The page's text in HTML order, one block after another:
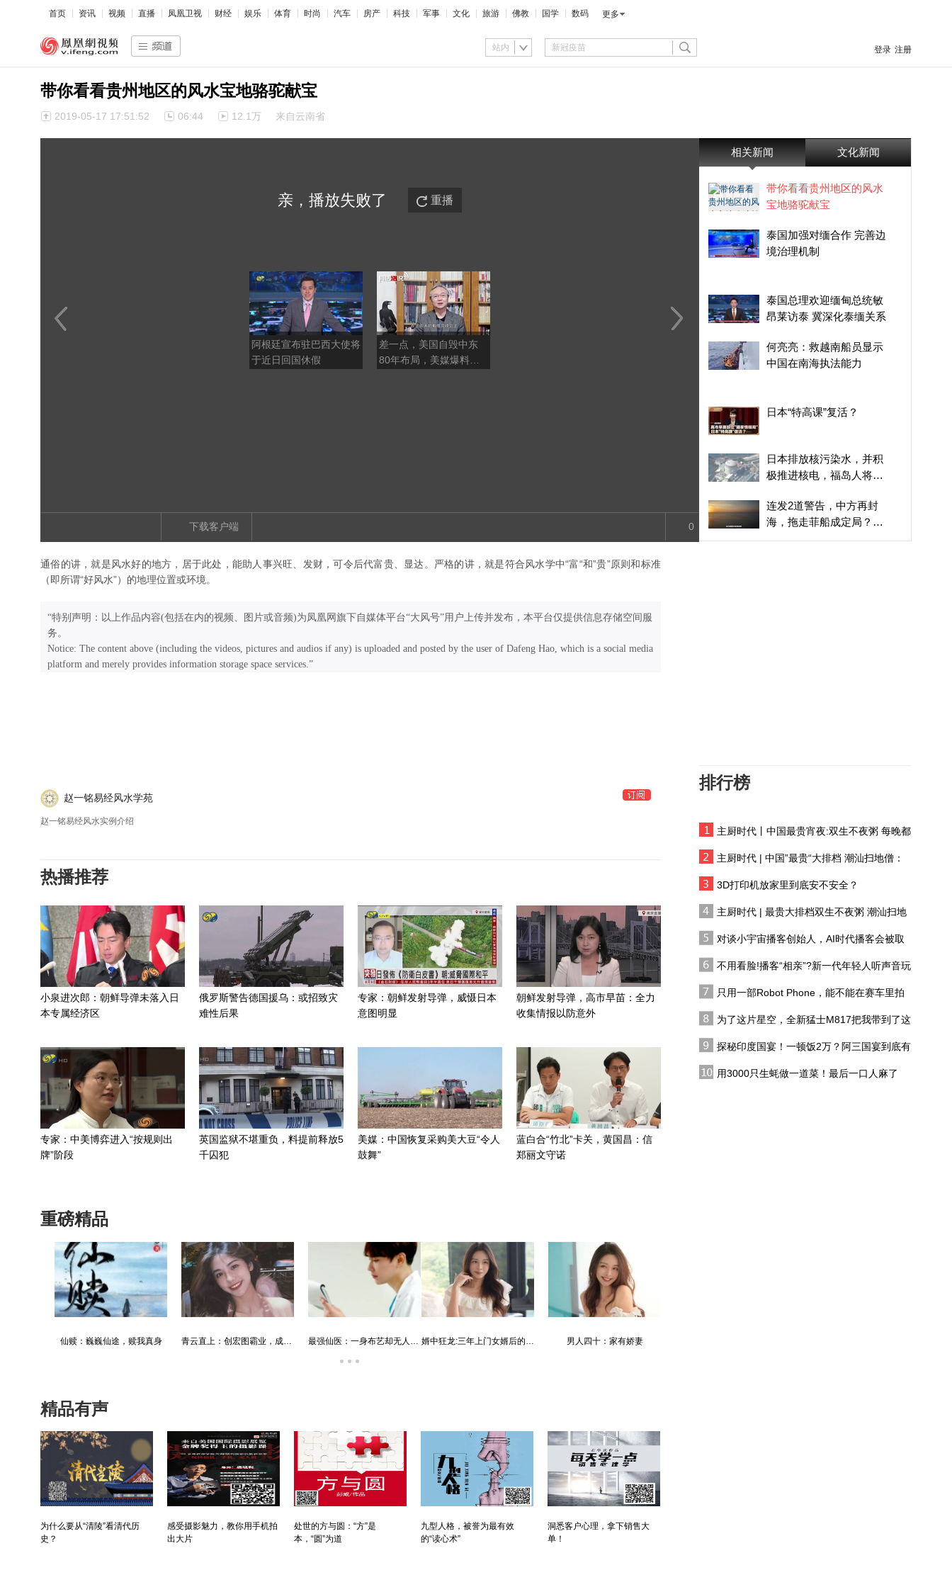
首页 资讯 视频 直播 凤凰卫视 财经 娱乐 体育 时尚 汽车 房产 科技 军事 文化 旅游 佛教 国学 数码 更多
站内 登录 注册
带你看看贵州地区的风水宝地骆驼献宝
2019-05-17 17:51:52 06:44 12.1万 来自云南省
亲，播放失败了 重播
阿根廷宣布驻巴西大使将
于近日回国休假
差一点，美国自毁中东
80年布局，美媒爆料：
中国最高法完善生态法适
用规则 确保法典全面准
南海资源引各方角逐，专
家点明中国合法历史权益
下载客户端 0
相关新闻 文化新闻
带你看看贵州地区的风水
宝地骆驼献宝
泰国加强对缅合作 完善边
境治理机制
泰国总理欢迎缅甸总统敏
昂莱访泰 冀深化泰缅关系
何亮亮：救越南船员显示
中国在南海执法能力
日本“特高课”复活？
日本排放核污染水，并积
极推进核电，福岛人将继
连发2道警告，中方再封
海，拖走菲船成定局？特
奥多罗亮出行政令
法国吉伦特山火受控 露营
郑浩：伊朗阿曼接近达成
又极限反转，专家：典型
的“交易式”逻辑
拉美地区35年的期待！联
合国秘书长遴选，五常拥
伊朗感慨美国决策层水平
这种局面？
伊朗总统谈战争决策：与
通俗的讲，就是风水好的地方，居于此处，能助人事兴旺、发财，可令后代富贵、显达。严格的讲，就是符合风水学中“富“和”贵”原则和标准
（即所谓“好风水”）的地理位置或环境。
“特别声明：以上作品内容(包括在内的视频、图片或音频)为凤凰网旗下自媒体平台“大风号”用户上传并发布，本平台仅提供信息存储空间服
务。
Notice: The content above (including the videos, pictures and audios if any) is uploaded and posted by the user of Dafeng Hao, which is a social media
platform and merely provides information storage space services.”
赵一铭易经风水学苑
赵一铭易经风水实例介绍
热播推荐
小泉进次郎：朝鲜导弹未落入日
本专属经济区
俄罗斯警告德国援乌：或招致灾
难性后果
专家：朝鲜发射导弹，威慑日本
意图明显
朝鲜发射导弹，高市早苗：全力
收集情报以防意外
专家：中美博弈进入“按规则出
牌”阶段
英国监狱不堪重负，料提前释放5
千囚犯
美媒：中国恢复采购美大豆“令人
鼓舞”
蓝白合“竹北”卡关，黄国昌：信
郑丽文守诺
重磅精品
婿中狂龙:三年上门女婿后的爆发 男人四十：家有娇妻 唐朝败家子:他深知繁荣背后的危机 霸婿：家有这样的女婿是福是祸？
精品有声
为什么要从“清陵”看清代历
史？
感受摄影魅力，教你用手机拍
出大片
处世的方与圆：“方”是
本，“圆”为道
九型人格，被誉为最有效
的“读心术”
洞悉客户心理，拿下销售大
单！
排行榜
主厨时代丨中国最贵宵夜:双生不夜粥 每晚都
主厨时代 | 中国”最贵“大排档 潮汕扫地僧：
3D打印机放家里到底安不安全？
主厨时代 | 最贵大排档双生不夜粥 潮汕扫地
对谈小宇宙播客创始人，AI时代播客会被取
不用看脸!播客“相亲”?新一代年轻人听声音玩
只用一部Robot Phone，能不能在赛车里拍
为了这片星空，全新猛士M817把我带到了这
探秘印度国宴！一顿饭2万？阿三国宴到底有
用3000只生蚝做一道菜！最后一口人麻了